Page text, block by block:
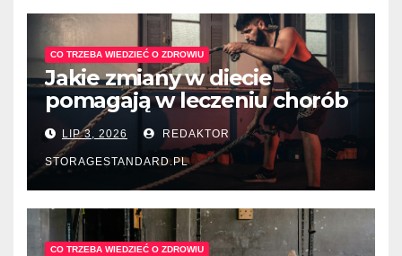
CO TRZEBA WIEDZIEĆ O ZDROWIU
Jakie zmiany w diecie
pomagają w leczeniu chorób
układu pokarmowego?
LIP 3, 2026 REDAKTOR
STORAGESTANDARD.PL
CO TRZEBA WIEDZIEĆ O ZDROWIU